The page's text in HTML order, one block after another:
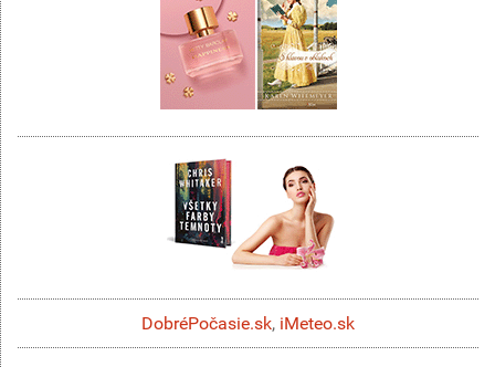
DobréPočasie.sk, iMeteo.sk